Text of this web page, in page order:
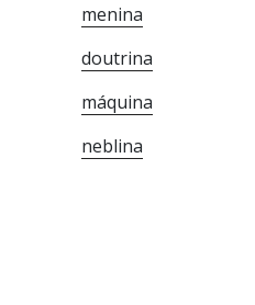
menina
doutrina
máquina
neblina